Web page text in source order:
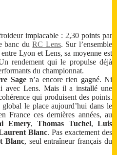
implacable : 2,30 points par
banc duRC Lens. Sur l’ensemble
Lyon et Lens, sa moyenne est
rendement qui le propulse déjà
du championnat.
Sagen’a encore rien gagné. Ni
avec Lens. Mais il a installé une
qui produisent des points.
le place aujourd’hui dans le
France ces dernières années, au
Emery, Thomas Tuchel, Luis
Blanc. Pas exactement des
Blanc, seul entraîneur français du